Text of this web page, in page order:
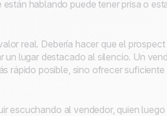
hablando puede tener prisa o
real. Debería hacer que el prospect
un lugar destacado al silencio. Un
rápido posible, sino ofrecer suficiente
escuchando al vendedor, quien luego